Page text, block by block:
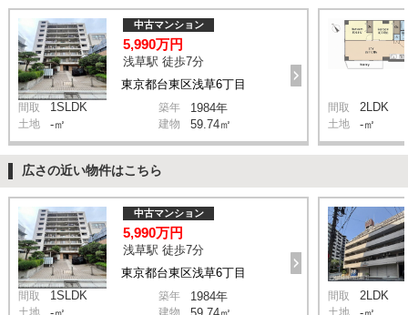
東京都台東区浅草6丁目
中古マンション
5,990万円
浅草駅 徒歩7分
間取 1SLDK 築年 1984年
土地 -㎡ 建物 59.74㎡
間取 2LDK
土地 -㎡
広さの近い物件はこちら
東京都台東区浅草6丁目
中古マンション
5,990万円
浅草駅 徒歩7分
間取 1SLDK 築年 1984年
土地 建物
間取 2LDK
土地